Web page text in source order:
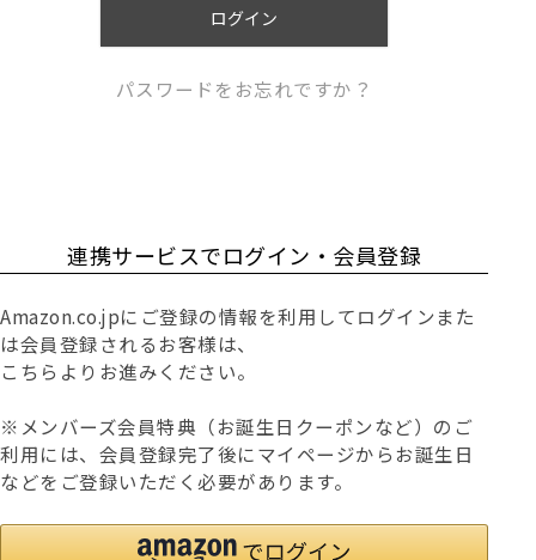
ログイン
パスワードをお忘れですか？
連携サービスでログイン・会員登録
Amazon.co.jpにご登録の情報を利用してログインまた
は会員登録されるお客様は、
こちらよりお進みください。
※メンバーズ会員特典（お誕生日クーポンなど）のご
利用には、会員登録完了後にマイページからお誕生日
などをご登録いただく必要があります。